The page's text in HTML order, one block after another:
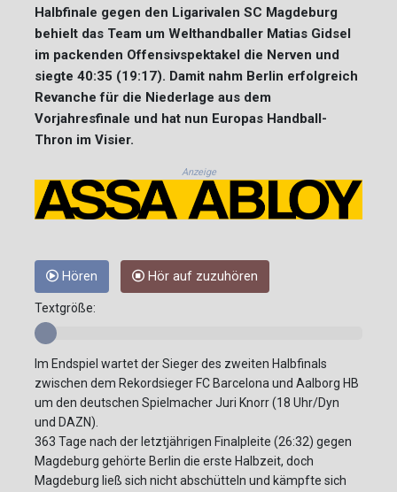
Halbfinale gegen den Ligarivalen SC Magdeburg
behielt das Team um Welthandballer Matias Gidsel
im packenden Offensivspektakel die Nerven und
siegte 40:35 (19:17). Damit nahm Berlin erfolgreich
Revanche für die Niederlage aus dem
Vorjahresfinale und hat nun Europas Handball-
Thron im Visier.
Anzeige
Hören Hör auf zuzuhören
Textgröße:
Im Endspiel wartet der Sieger des zweiten Halbfinals
zwischen dem Rekordsieger FC Barcelona und Aalborg HB
um den deutschen Spielmacher Juri Knorr (18 Uhr/Dyn
und DAZN).
363 Tage nach der letztjährigen Finalpleite (26:32) gegen
Magdeburg gehörte Berlin die erste Halbzeit, doch
Magdeburg ließ sich nicht abschütteln und kämpfte sich